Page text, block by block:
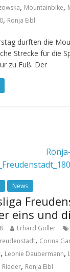
, Mountainbike,
, Ronja Eibl
durften die
Strecke für die
zu Fuß. Der
News
eins und
Erhard Goller
, Corina
, Leonie Daubermann,
Rieder, Ronja Eibl